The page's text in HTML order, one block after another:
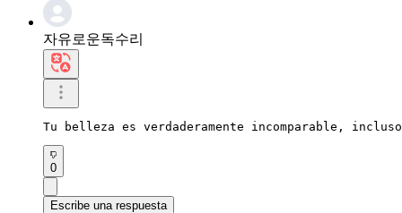
자유로운독수리
Tu belleza es verdaderamente incomparable,
0
Escribe una respuesta